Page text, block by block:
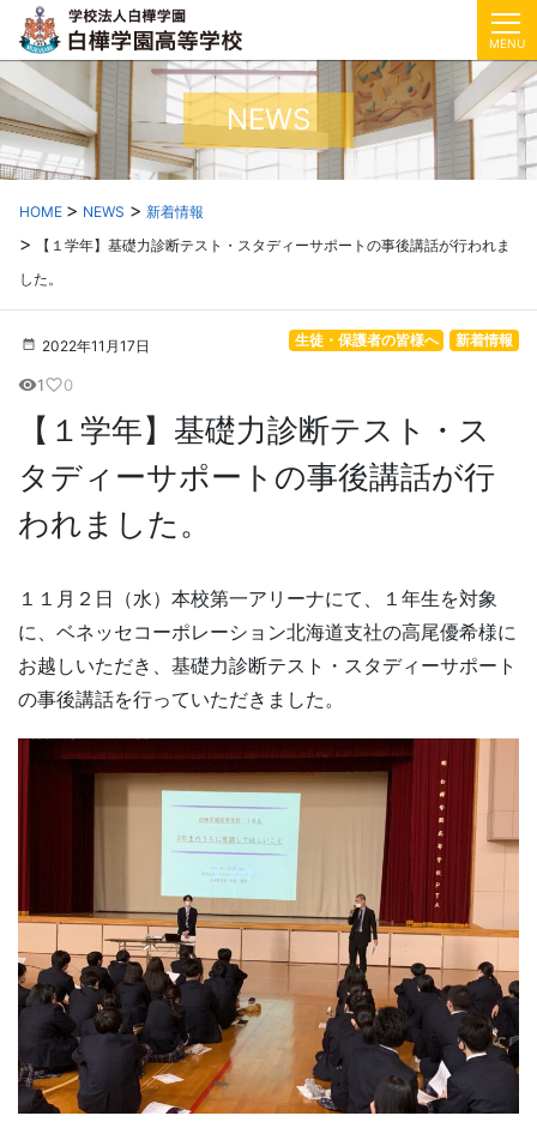
MENU
NEWS
HOME NEWS
新着情報
【１学年】基礎力診断テスト・スタディーサポートの事後講話が行われま
した。
2022年11月17日 新着情報
生徒・保護者の皆様へ
visibility1favorite_border0
【１学年】基礎力診断テスト・ス
タディーサポートの事後講話が行
われました。
１１月２日（水）本校第一アリーナにて、１年生を対象
に、ベネッセコーポレーション北海道支社の高尾優希様に
お越しいただき、基礎力診断テスト・スタディーサポート
の事後講話を行っていただきました。